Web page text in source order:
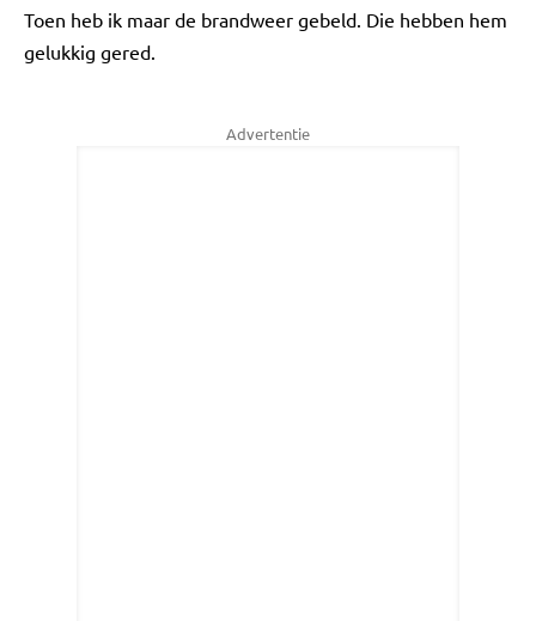
Toen heb ik maar de brandweer gebeld. Die hebben hem
gelukkig gered.
Advertentie